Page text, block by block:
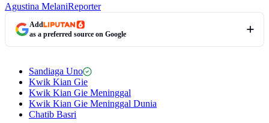
Agustina MelaniReporter
Add
as a preferred source on Google
Sandiaga Uno
Kwik Kian Gie
Kwik Kian Gie Meninggal
Kwik Kian Gie Meninggal Dunia
Chatib Basri